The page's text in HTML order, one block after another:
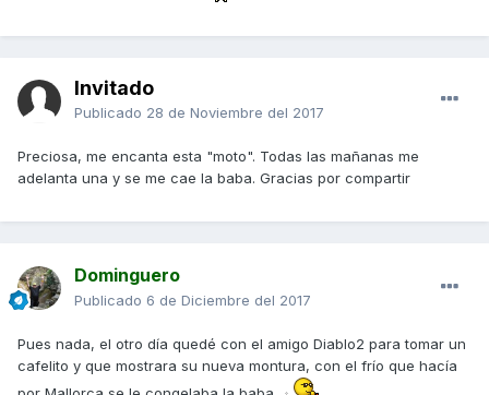
Invitado
Publicado 28 de Noviembre del 2017
Preciosa, me encanta esta "moto". Todas las mañanas me
adelanta una y se me cae la baba. Gracias por compartir
Dominguero
Publicado 6 de Diciembre del 2017
Pues nada, el otro día quedé con el amigo Diablo2 para tomar un
cafelito y que mostrara su nueva montura, con el frío que hacía